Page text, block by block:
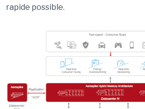
rapide possible.